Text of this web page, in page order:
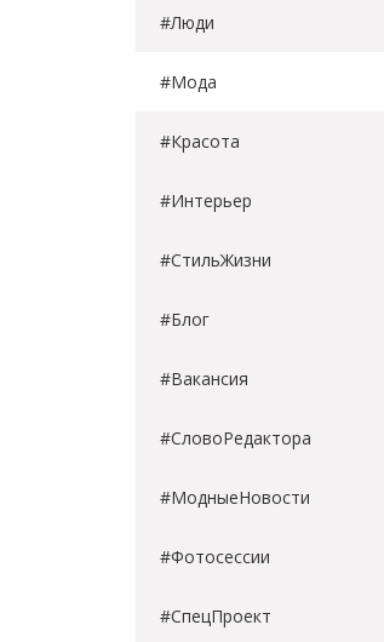
#Люди
#Мода
#Красота
#Интерьер
#СтильЖизни
#Блог
#Вакансия
#СловоРедактора
#МодныеНовости
#Фотосессии
#СпецПроект